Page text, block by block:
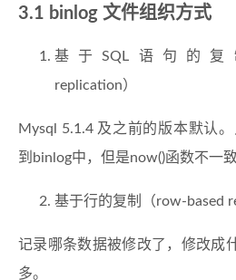
3.1 binlog 文件组织方式
基于SQL语句的复制
replication）
Mysql 5.1.4 及之前的版本默认
到binlog中，但是now()函数不一致
基于行的复制（row-based
记录哪条数据被修改了，修改成
多。